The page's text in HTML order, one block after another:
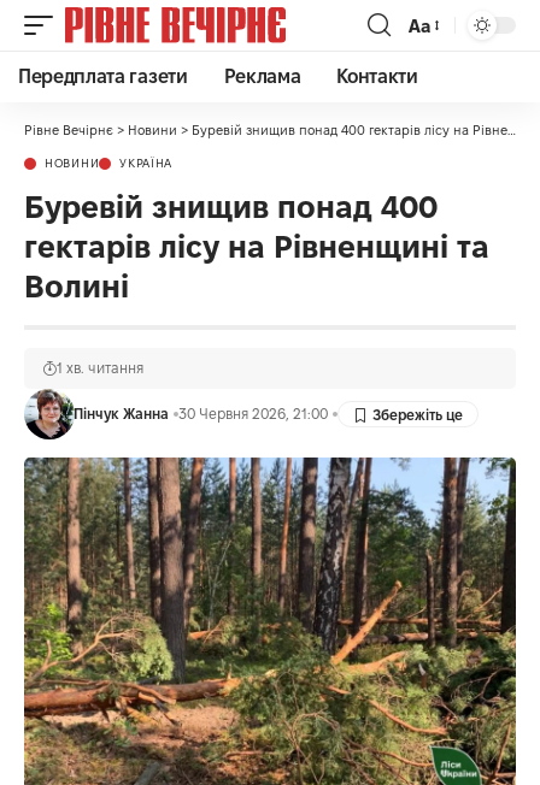
Аа
Передплата газети Реклама Контакти
Рівне Вечірнє > Новини > Буревій знищив понад 400 гектарів лісу на Рівненщині та Волині
НОВИНИ УКРАЇНА
Буревій знищив понад 400
гектарів лісу на Рівненщині та
Волині
Пінчук Жанна 30 Червня 2026, 21:00
1 хв. читання